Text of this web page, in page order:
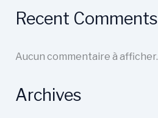
Recent Comments
Aucun commentaire à afficher.
Archives